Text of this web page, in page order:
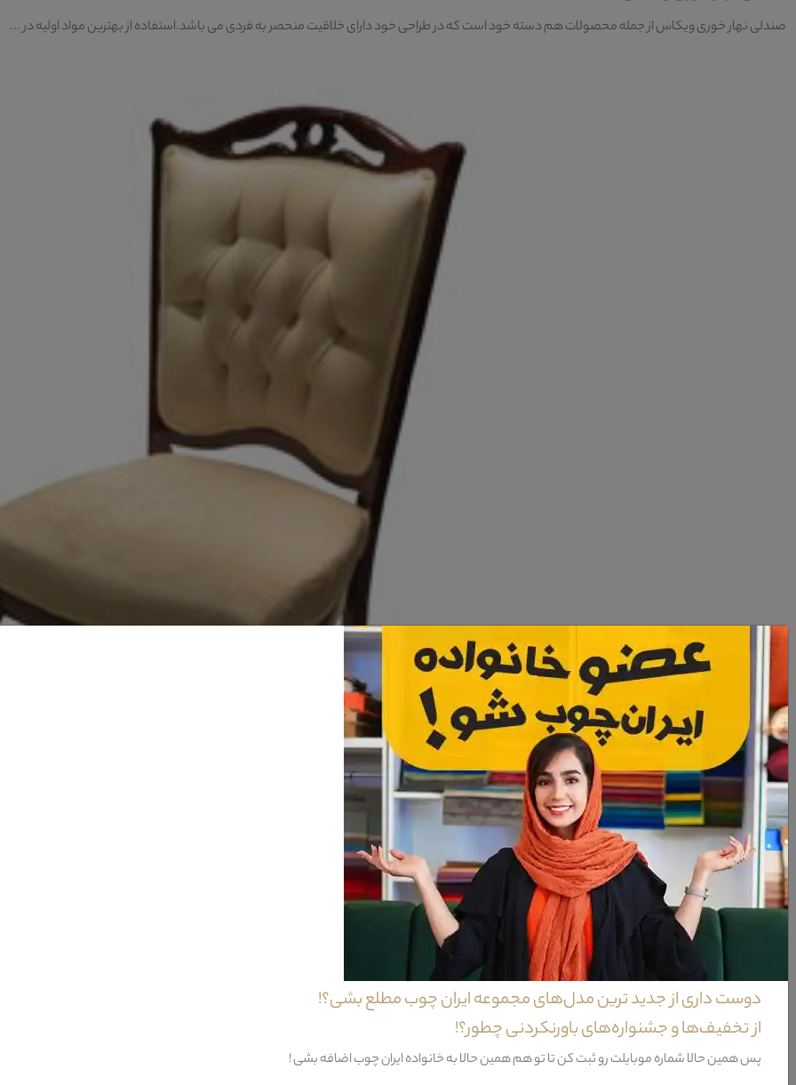
صندلی نهار خوری ویکاس از جمله محصولات هم دسته خود است که در طراحی خود دارای خلاقیت منحصر به فردی می باشد.استفاده از بهترین مواد اولیه در ...
صندلی نهار خوری کلاسیک سالویا
مدل صندلی نهار خوری سالویا از نظر طراحی بدنه و همچنین تلفیق رنگی پارچه به کار رفته بر روی آن کاملا مشابه اجزا مبل آن است.این صندلی نهار ...
دوست داری از جدید ترین مدل‌های مجموعه ایران چوب مطلع بشی؟!
از تخفیف‌ها و جشنواره‌های باورنکردنی چطور؟!
پس همین حالا شماره موبایلت رو ثبت کن تا تو هم همین حالا به خانواده ایران چوب اضافه بشی !